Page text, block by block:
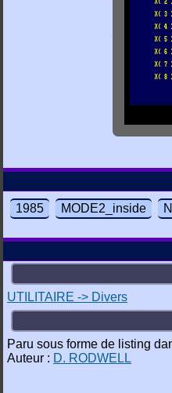
1985 MODE2_inside
UTILITAIRE -> Divers
Paru sous forme de listing
Auteur : D. RODWELL